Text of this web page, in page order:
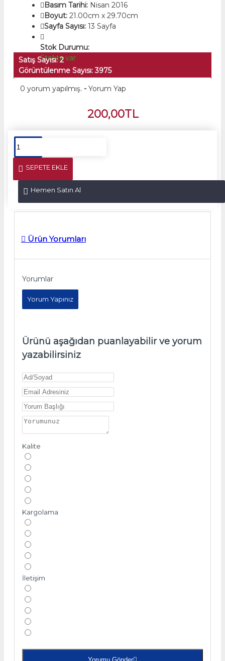
Basım Tarihi: Nisan 2016
Boyut: 21.00cm x 29.70cm
Sayfa Sayısı: 13 Sayfa
Stok Durumu:
Stokta var
Satış Sayısı: 2
Görüntülenme Sayısı: 3975
0 yorum yapılmış. - Yorum Yap
200,00TL
SEPETE EKLE
Hemen Satın Al
Ürün Yorumları
Yorumlar
Yorum Yapınız
Ürünü aşağıdan puanlayabilir ve yorum
yazabilirsiniz
Kalite
Kargolama
İletişim